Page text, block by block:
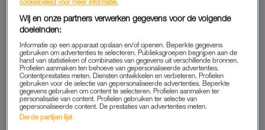
KLIMAATDOEL
De proef wordt samen met zuivelbedrijf FrieslandCampina en
voerproducent Agrifirm opgezet, waarbij Agrifirm de
voedingssupplementen zal leveren aan de deelnemende
boeren. Volgens Hein Schumacher van Friesland Campina is
verminderen van de broeikasgasuitstoot
cookiebeleid voor meer informatie.
Wij en onze partners verwerken gegevens voor de volgende
doeleinden:
Informatie op een apparaat opslaan en/of openen. Beperkte gegevens
gebruiken om advertenties te selecteren. Publieksgroepen begrijpen aan de
hand van statistieken of combinaties van gegevens uit verschillende bronnen.
Profielen aanmaken ten behoeve van gepersonaliseerde advertenties.
Contentprestaties meten. Diensten ontwikkelen en verbeteren. Profielen
gebruiken voor de selectie van gepersonaliseerde advertenties. Beperkte
gegevens gebruiken om content te selecteren. Profielen aanmaken ter
personalisatie van content. Profielen gebruiken ter selectie van
gepersonaliseerde content. De prestaties van advertenties meten.
Derde partijen lijst